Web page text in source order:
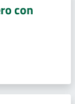
con